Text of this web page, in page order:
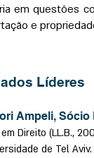
em questões
e
Líderes
Ampeli,
Direito (LL.B.,
de Tel